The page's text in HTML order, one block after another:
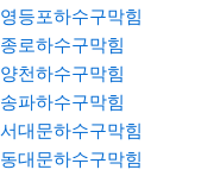
영등포하수구막힘
종로하수구막힘
양천하수구막힘
송파하수구막힘
서대문하수구막힘
동대문하수구막힘